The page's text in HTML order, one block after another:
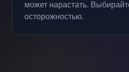
может нарастать.
осторожностью.